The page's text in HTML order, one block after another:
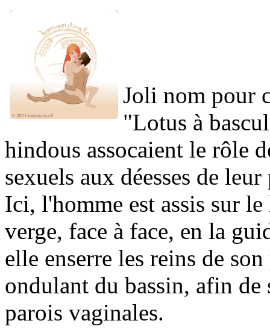
Joli nom pour
"Lotus à
hindous assocaient le rôle
sexuels aux déesses de
Ici, l'homme est assis sur
verge, face à face, en la
elle enserre les reins de
ondulant du bassin, afin
parois vaginales.